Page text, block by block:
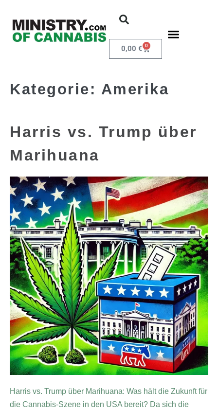
0,00 € 0
Kategorie: Amerika
Harris vs. Trump über
Marihuana
Harris vs. Trump über Marihuana: Was hält die Zukunft für
die Cannabis-Szene in den USA bereit? Da sich die